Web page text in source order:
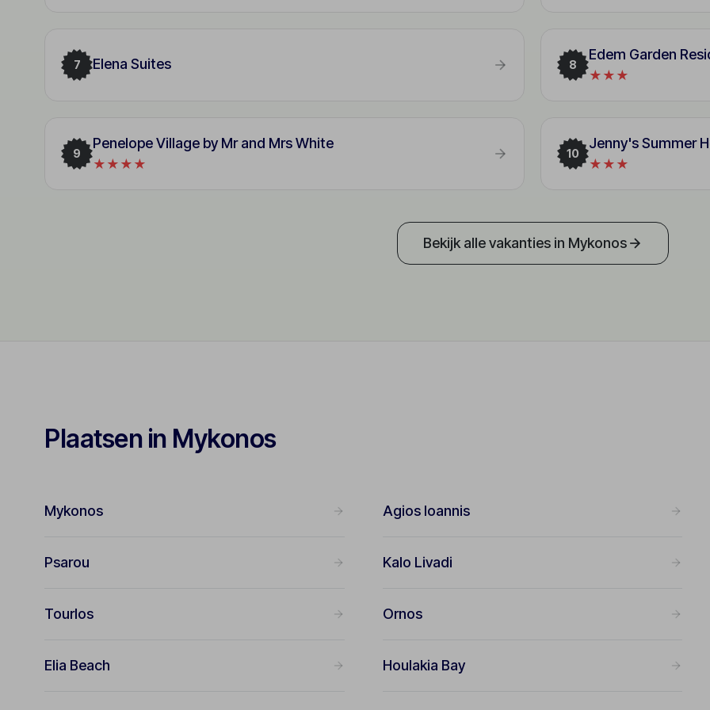
7 Elena Suites 8
Edem Garden
★★★
9
Penelope Village by Mr and Mrs White
★★★★
10
Jenny's Summer
★★★
Bekijk alle vakanties in Mykonos
Plaatsen in Mykonos
Mykonos Agios Ioannis
Psarou Kalo Livadi
Tourlos Ornos
Elia Beach Houlakia Bay